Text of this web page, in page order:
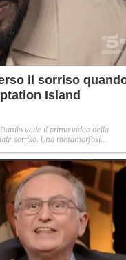
il sorriso
Island
vede il primo video della
sorriso. Una metamorfosi